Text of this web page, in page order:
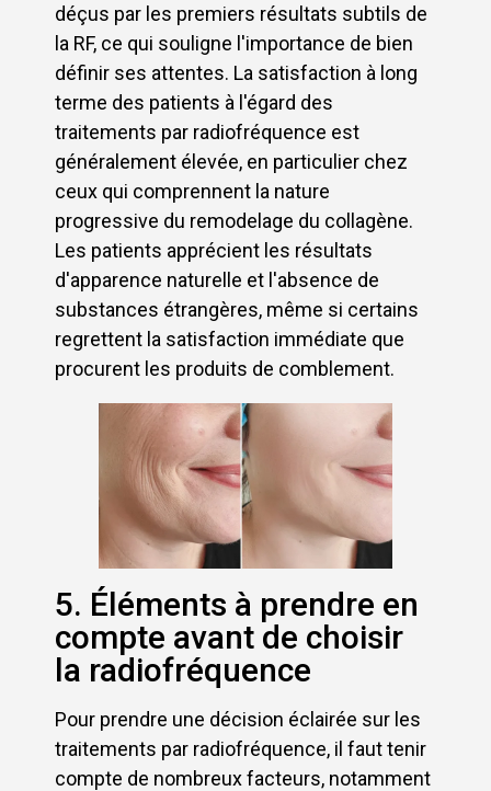
déçus par les premiers résultats subtils de
la RF, ce qui souligne l'importance de bien
définir ses attentes. La satisfaction à long
terme des patients à l'égard des
traitements par radiofréquence est
généralement élevée, en particulier chez
ceux qui comprennent la nature
progressive du remodelage du collagène.
Les patients apprécient les résultats
d'apparence naturelle et l'absence de
substances étrangères, même si certains
regrettent la satisfaction immédiate que
procurent les produits de comblement.
5. Éléments à prendre en
compte avant de choisir
la radiofréquence
Pour prendre une décision éclairée sur les
traitements par radiofréquence, il faut tenir
compte de nombreux facteurs, notamment